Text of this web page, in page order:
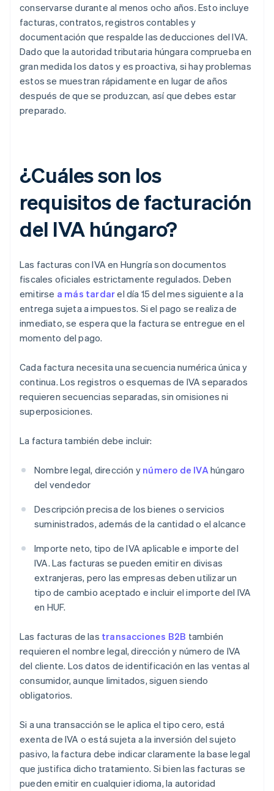
conservarse durante al menos ocho años. Esto incluye
facturas, contratos, registros contables y
documentación que respalde las deducciones del IVA.
Dado que la autoridad tributaria húngara comprueba en
gran medida los datos y es proactiva, si hay problemas
estos se muestran rápidamente en lugar de años
después de que se produzcan, así que debes estar
preparado.
¿Cuáles son los
requisitos de facturación
del IVA húngaro?
Las facturas con IVA en Hungría son documentos
fiscales oficiales estrictamente regulados. Deben
emitirse a más tardarel día 15 del mes siguiente a la
entrega sujeta a impuestos. Si el pago se realiza de
inmediato, se espera que la factura se entregue en el
momento del pago.
Cada factura necesita una secuencia numérica única y
continua. Los registros o esquemas de IVA separados
requieren secuencias separadas, sin omisiones ni
superposiciones.
La factura también debe incluir:
Nombre legal, dirección y número de IVAhúngaro
del vendedor
Descripción precisa de los bienes o servicios
suministrados, además de la cantidad o el alcance
Importe neto, tipo de IVA aplicable e importe del
IVA. Las facturas se pueden emitir en divisas
extranjeras, pero las empresas deben utilizar un
tipo de cambio aceptado e incluir el importe del IVA
en HUF.
Las facturas de las transacciones B2B también
requieren el nombre legal, dirección y número de IVA
del cliente. Los datos de identificación en las ventas al
consumidor, aunque limitados, siguen siendo
obligatorios.
Si a una transacción se le aplica el tipo cero, está
exenta de IVA o está sujeta a la inversión del sujeto
pasivo, la factura debe indicar claramente la base legal
que justifica dicho tratamiento. Si bien las facturas se
pueden emitir en cualquier idioma, la autoridad